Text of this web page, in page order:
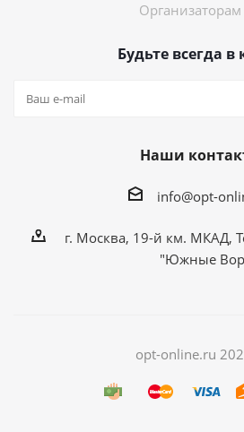
Будьте всегда в
Наши
info@opt-
г. Москва, 19-й км. МКАД,
"Южные
opt-online.ru